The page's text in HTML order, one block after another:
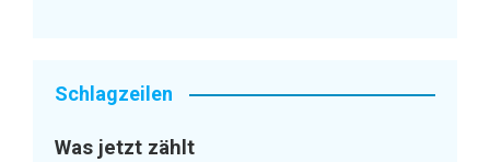
Schlagzeilen
Was jetzt zählt